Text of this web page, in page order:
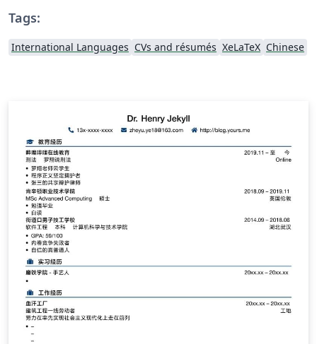
Tags:
International Languages CVs and résumés XeLaTeX Chinese